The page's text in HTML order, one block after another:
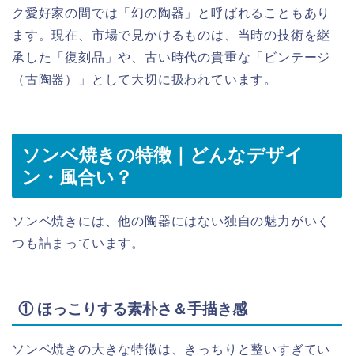
ク愛好家の間では「幻の陶器」と呼ばれることもあり
ます。現在、市場で見かけるものは、当時の技術を継
承した「復刻品」や、古い時代の貴重な「ビンテージ
（古陶器）」として大切に扱われています。
ソンベ焼きの特徴｜どんなデザイ
ン・風合い？
ソンベ焼きには、他の陶器にはない独自の魅力がいく
つも詰まっています。
① ほっこりする素朴さ＆手描き感
ソンベ焼きの大きな特徴は、きっちりと整いすぎてい